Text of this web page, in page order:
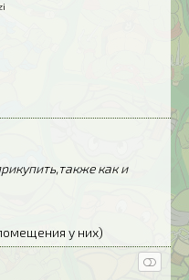
как и
у них)